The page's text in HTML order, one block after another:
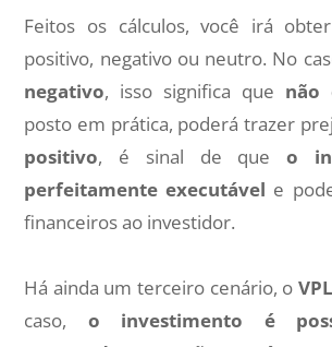
Feitos os cálculos, você irá
positivo, negativo ou neutro. No
negativo, isso significa que não
posto em prática, poderá trazer
positivo, é sinal de que o
perfeitamente executável e
financeiros ao investidor.
Há ainda um terceiro cenário, o
caso, o investimento é